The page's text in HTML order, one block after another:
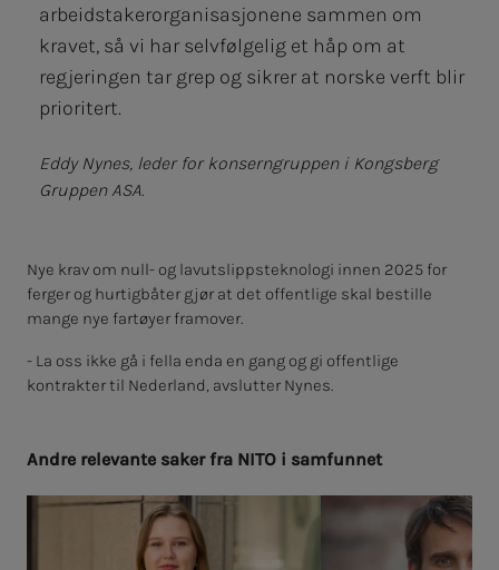
arbeidstakerorganisasjonene sammen om
kravet, så vi har selvfølgelig et håp om at
regjeringen tar grep og sikrer at norske verft blir
prioritert.
Eddy Nynes, leder for konserngruppen i Kongsberg
Gruppen ASA.
Nye krav om null- og lavutslippsteknologi innen 2025 for
ferger og hurtigbåter gjør at det offentlige skal bestille
mange nye fartøyer framover.
- La oss ikke gå i fella enda en gang og gi offentlige
kontrakter til Nederland, avslutter Nynes.
And­­­re re­­­le­van­­­te sa­­­ker fra NITO i sam­­­fun­­­net